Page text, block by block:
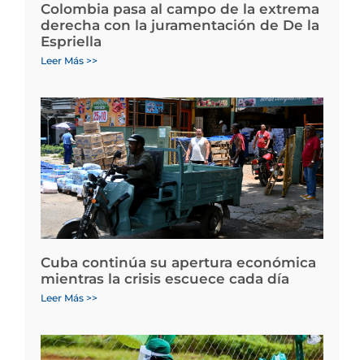
Colombia pasa al campo de la extrema
derecha con la juramentación de De la
Espriella
Leer Más >>
Cuba continúa su apertura económica
mientras la crisis escuece cada día
Leer Más >>